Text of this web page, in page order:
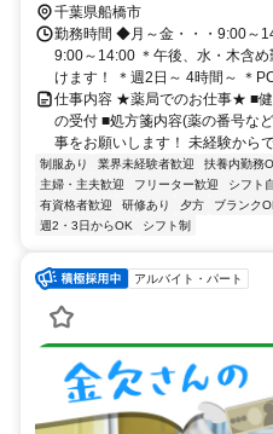
千葉県船橋市
勤務時間 ◆月～金・・・9:00～
9:00～14:00 ＊午後、水・木含
けます！ ＊週2日～ 4時間～ ＊PC
仕事内容 ★薬局でのお仕事★ ■
の受付 ■処方箋内容(薬の番号な
事をお願いします！ 未経験から
制服あり 業界未経験者歓迎 扶養内勤務
主婦・主夫歓迎
フリーター歓迎 シフト
有資格者歓迎
研修あり 夕方 ブランク
週2・3日からOK
シフト制
アルバイト・パート